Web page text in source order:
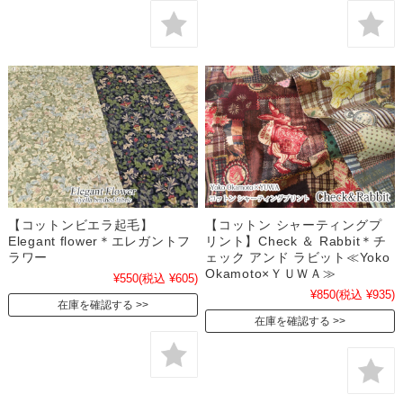
【コットンビエラ起毛】
Elegant flower＊エレガントフ
ラワー
¥550(税込 ¥605)
在庫を確認する
【コットン シャーティングプ
リント】Check ＆ Rabbit＊チ
ェック アンド ラビット≪Yoko
Okamoto×ＹＵＷＡ≫
¥850(税込 ¥935)
在庫を確認する